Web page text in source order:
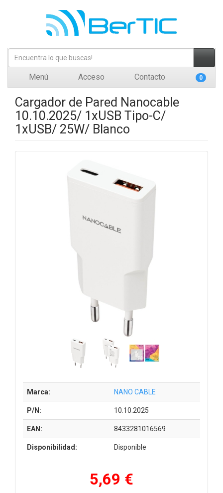
Menú Acceso Contacto 0
Cargador de Pared Nanocable
10.10.2025/ 1xUSB Tipo-C/
1xUSB/ 25W/ Blanco
Marca: NANO CABLE
P/N: 10.10.2025
EAN: 8433281016569
Disponibilidad: Disponible
5,69 €